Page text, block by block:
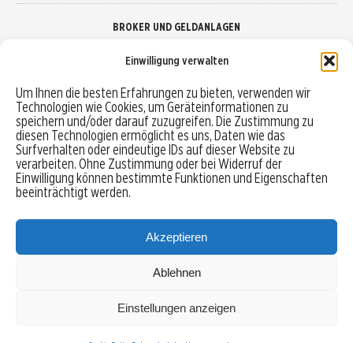
Einwilligung verwalten
Um Ihnen die besten Erfahrungen zu bieten, verwenden wir
Technologien wie Cookies, um Geräteinformationen zu
speichern und/oder darauf zuzugreifen. Die Zustimmung zu
diesen Technologien ermöglicht es uns, Daten wie das
Surfverhalten oder eindeutige IDs auf dieser Website zu
verarbeiten. Ohne Zustimmung oder bei Widerruf der
Einwilligung können bestimmte Funktionen und Eigenschaften
beeinträchtigt werden.
Akzeptieren
Ablehnen
Einstellungen anzeigen
BROKER UND GELDANLAGEN
Robo-Advisor vergleichen
Depotvergleich
Festgeld vergleichen
Tagesgeld vergleichen